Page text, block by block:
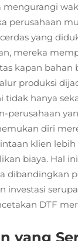
mengurangi
perusahaan
yang
mereka
kapan bahan
produksi
tidak hanya
perusahaan
diri
klien lebih
biaya. Hal
dibandingkan
investasi
DTF
yang